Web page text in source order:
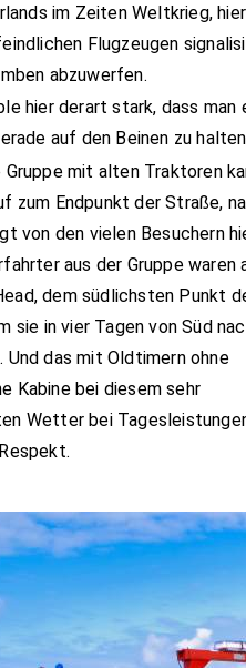
im Zeiten Weltkrieg,
Flugzeugen
abzuwerfen.
hier derart stark, dass man
auf den Beinen zu
Gruppe mit alten Traktoren
zum Endpunkt der Straße,
von den vielen Besuchern
aus der Gruppe waren
dem südlichsten Punkt
sie in vier Tagen von Süd
Und das mit Oldtimern ohne
Kabine bei diesem sehr
Wetter bei